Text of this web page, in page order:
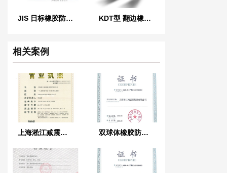
JIS 日标橡胶防震接头 KDT型 翻边橡胶接头
相关案例
上海淞江减震器集团有限公司*新三证合*执照 双球体橡胶防震接头安装技巧讲解